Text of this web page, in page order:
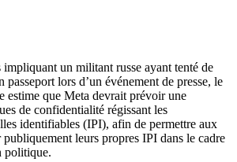
impliquant un militant russe ayant tenté de
passeport lors d’un événement de presse, le
estime que Meta devrait prévoir une
de confidentialité régissant les
identifiables (IPI), afin de permettre aux
leurs propres IPI dans le cadre
politique.